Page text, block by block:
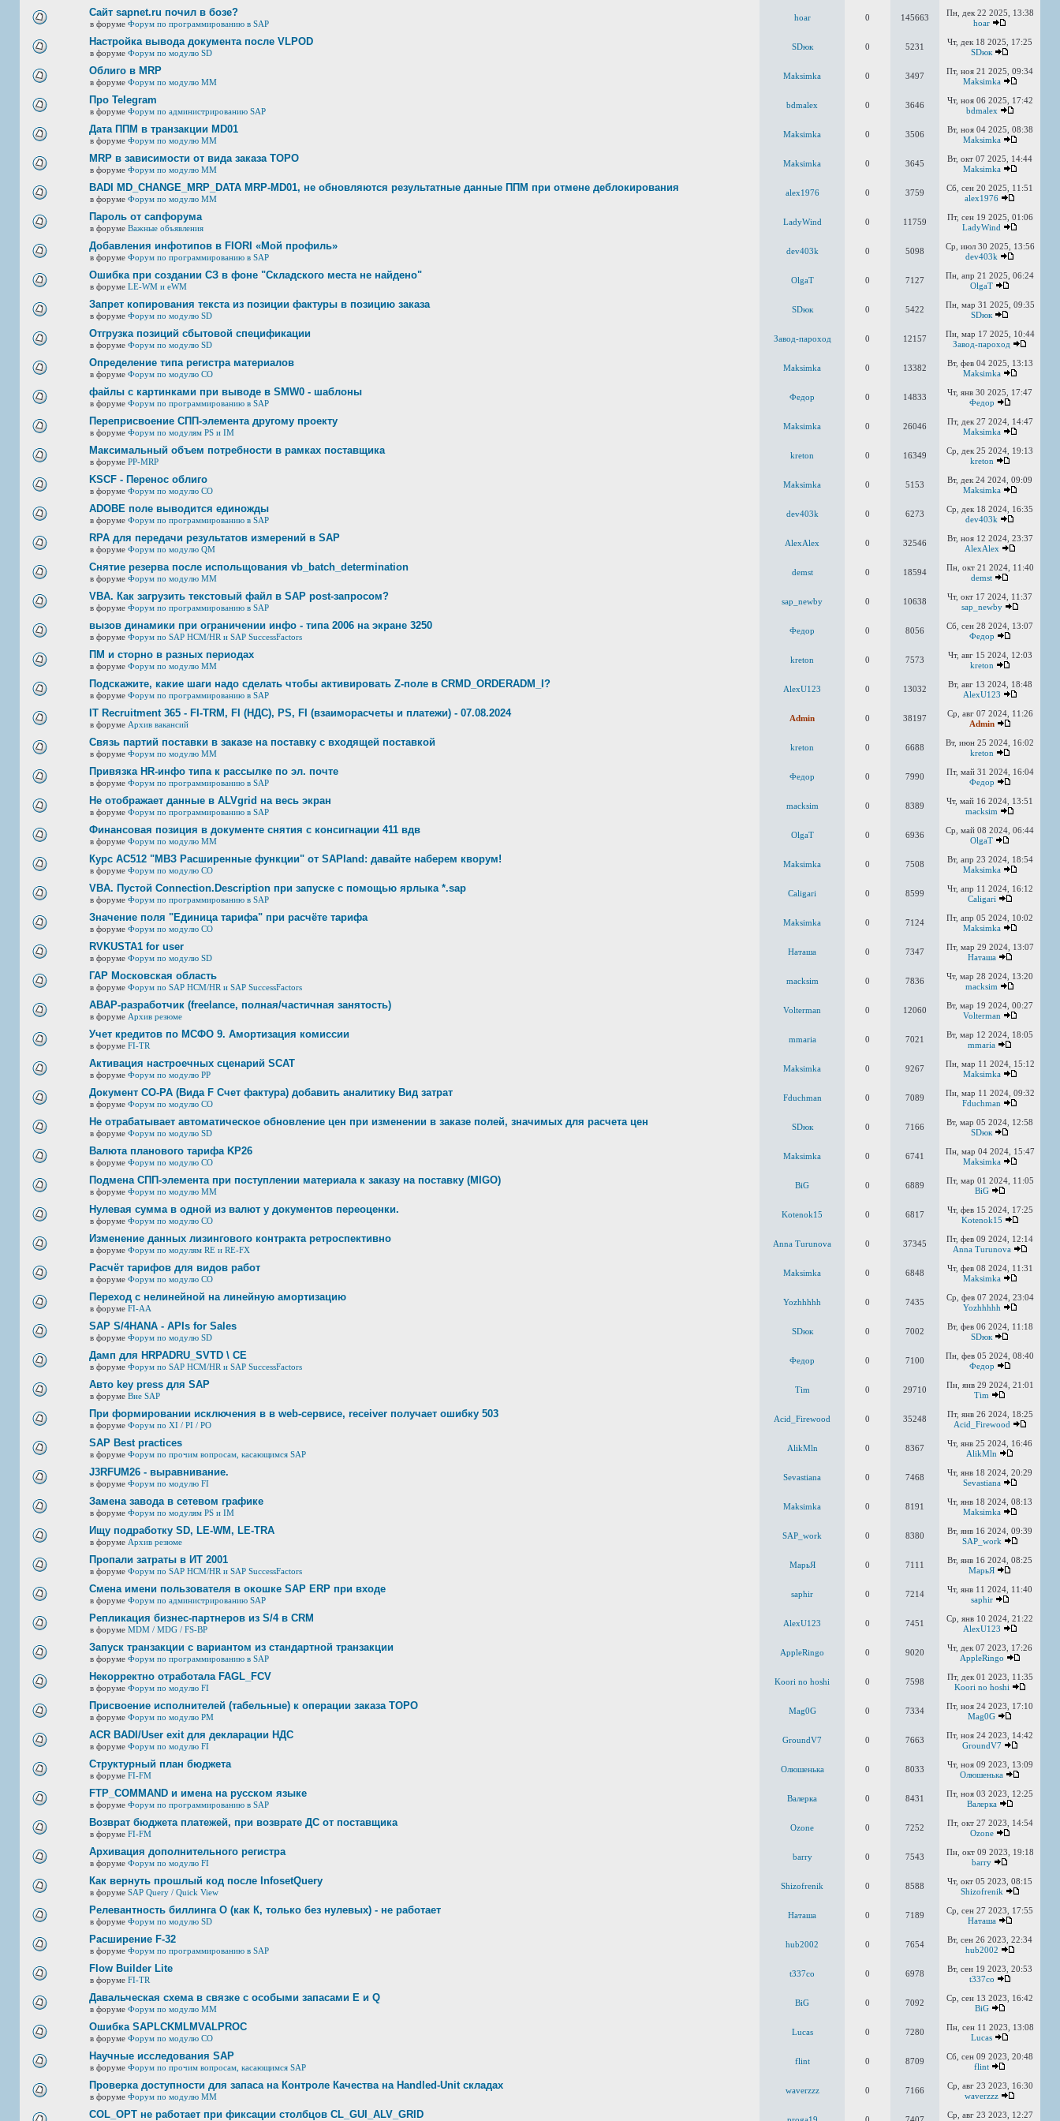
Сайт sapnet.ru почил в бозе?
в форуме Форум по программированию в SAP
hoar 0 145663
Пн, дек 22 2025, 13:38
hoar
Настройка вывода документа после VLPOD
в форуме Форум по модулю SD
SDюк 0 5231
Чт, дек 18 2025, 17:25
SDюк
Облиго в MRP
в форуме Форум по модулю ММ
Maksimka 0 3497
Пт, ноя 21 2025, 09:34
Maksimka
Про Telegram
в форуме Форум по администрированию SAP
bdmalex 0 3646
Чт, ноя 06 2025, 17:42
bdmalex
Дата ППМ в транзакции MD01
в форуме Форум по модулю ММ
Maksimka 0 3506
Вт, ноя 04 2025, 08:38
Maksimka
MRP в зависимости от вида заказа ТОРО
в форуме Форум по модулю ММ
Maksimka 0 3645
Вт, окт 07 2025, 14:44
Maksimka
BADI MD_CHANGE_MRP_DATA MRP-MD01, не обновляются результатные данные ППМ при отмене деблокирования
в форуме Форум по модулю ММ
alex1976 0 3759
Сб, сен 20 2025, 11:51
alex1976
Пароль от сапфорума
в форуме Важные объявления
LadyWind 0 11759
Пт, сен 19 2025, 01:06
LadyWind
Добавления инфотипов в FIORI «Мой профиль»
в форуме Форум по программированию в SAP
dev403k 0 5098
Ср, июл 30 2025, 13:56
dev403k
Ошибка при создании СЗ в фоне "Складского места не найдено"
в форуме LE-WM и eWM
OlgaT 0 7127
Пн, апр 21 2025, 06:24
OlgaT
Запрет копирования текста из позиции фактуры в позицию заказа
в форуме Форум по модулю SD
SDюк 0 5422
Пн, мар 31 2025, 09:35
SDюк
Отгрузка позиций сбытовой спецификации
в форуме Форум по модулю SD
Завод-пароход 0 12157
Пн, мар 17 2025, 10:44
Завод-пароход
Определение типа регистра материалов
в форуме Форум по модулю СО
Maksimka 0 13382
Вт, фев 04 2025, 13:13
Maksimka
файлы с картинками при выводе в SMW0 - шаблоны
в форуме Форум по программированию в SAP
Федор 0 14833
Чт, янв 30 2025, 17:47
Федор
Переприсвоение СПП-элемента другому проекту
в форуме Форум по модулям PS и IM
Maksimka 0 26046
Пт, дек 27 2024, 14:47
Maksimka
Максимальный объем потребности в рамках поставщика
в форуме PP-MRP
kreton 0 16349
Ср, дек 25 2024, 19:13
kreton
KSCF - Перенос облиго
в форуме Форум по модулю СО
Maksimka 0 5153
Вт, дек 24 2024, 09:09
Maksimka
ADOBE поле выводится единожды
в форуме Форум по программированию в SAP
dev403k 0 6273
Ср, дек 18 2024, 16:35
dev403k
RPA для передачи результатов измерений в SAP
в форуме Форум по модулю QM
AlexAlex 0 32546
Вт, ноя 12 2024, 23:37
AlexAlex
Снятие резерва после испольщования vb_batch_determination
в форуме Форум по модулю ММ
demst 0 18594
Пн, окт 21 2024, 11:40
demst
VBA. Как загрузить текстовый файл в SAP post-запросом?
в форуме Форум по программированию в SAP
sap_newby 0 10638
Чт, окт 17 2024, 11:37
sap_newby
вызов динамики при ограничении инфо - типа 2006 на экране 3250
в форуме Форум по SAP HCM/HR и SAP SuccessFactors
Федор 0 8056
Сб, сен 28 2024, 13:07
Федор
ПМ и сторно в разных периодах
в форуме Форум по модулю ММ
kreton 0 7573
Чт, авг 15 2024, 12:03
kreton
Подскажите, какие шаги надо сделать чтобы активировать Z-поле в CRMD_ORDERADM_I?
в форуме Форум по программированию в SAP
AlexU123 0 13032
Вт, авг 13 2024, 18:48
AlexU123
IT Recruitment 365 - FI-TRM, FI (НДС), PS, FI (взаиморасчеты и платежи) - 07.08.2024
в форуме Архив вакансий
Admin 0 38197
Ср, авг 07 2024, 11:26
Admin
Связь партий поставки в заказе на поставку с входящей поставкой
в форуме Форум по модулю ММ
kreton 0 6688
Вт, июн 25 2024, 16:02
kreton
Привязка HR-инфо типа к рассылке по эл. почте
в форуме Форум по программированию в SAP
Федор 0 7990
Пт, май 31 2024, 16:04
Федор
Не отображает данные в ALVgrid на весь экран
в форуме Форум по программированию в SAP
macksim 0 8389
Чт, май 16 2024, 13:51
macksim
Финансовая позиция в документе снятия с консигнации 411 вдв
в форуме Форум по модулю ММ
OlgaT 0 6936
Ср, май 08 2024, 06:44
OlgaT
Курс AC512 "МВЗ Расширенные функции" от SAPland: давайте наберем кворум!
в форуме Форум по модулю СО
Maksimka 0 7508
Вт, апр 23 2024, 18:54
Maksimka
VBA. Пустой Connection.Description при запуске с помощью ярлыка *.sap
в форуме Форум по программированию в SAP
Caligari 0 8599
Чт, апр 11 2024, 16:12
Caligari
Значение поля "Единица тарифа" при расчёте тарифа
в форуме Форум по модулю СО
Maksimka 0 7124
Пт, апр 05 2024, 10:02
Maksimka
RVKUSTA1 for user
в форуме Форум по модулю SD
Наташа 0 7347
Пт, мар 29 2024, 13:07
Наташа
ГАР Московская область
в форуме Форум по SAP HCM/HR и SAP SuccessFactors
macksim 0 7836
Чт, мар 28 2024, 13:20
macksim
ABAP-разработчик (freelance, полная/частичная занятость)
в форуме Архив резюме
Volterman 0 12060
Вт, мар 19 2024, 00:27
Volterman
Учет кредитов по МСФО 9. Амортизация комиссии
в форуме FI-TR
mmaria 0 7021
Вт, мар 12 2024, 18:05
mmaria
Активация настроечных сценарий SCAT
в форуме Форум по модулю РР
Maksimka 0 9267
Пн, мар 11 2024, 15:12
Maksimka
Документ CO-PA (Вида F Счет фактура) добавить аналитику Вид затрат
в форуме Форум по модулю СО
Fduchman 0 7089
Пн, мар 11 2024, 09:32
Fduchman
Не отрабатывает автоматическое обновление цен при изменении в заказе полей, значимых для расчета цен
в форуме Форум по модулю SD
SDюк 0 7166
Вт, мар 05 2024, 12:58
SDюк
Валюта планового тарифа KP26
в форуме Форум по модулю СО
Maksimka 0 6741
Пн, мар 04 2024, 15:47
Maksimka
Подмена СПП-элемента при поступлении материала к заказу на поставку (MIGO)
в форуме Форум по модулю ММ
BiG 0 6889
Пт, мар 01 2024, 11:05
BiG
Нулевая сумма в одной из валют у документов переоценки.
в форуме Форум по модулю СО
Kotenok15 0 6817
Чт, фев 15 2024, 17:25
Kotenok15
Изменение данных лизингового контракта ретроспективно
в форуме Форум по модулям RE и RE-FX
Anna Turunova 0 37345
Пт, фев 09 2024, 12:14
Anna Turunova
Расчёт тарифов для видов работ
в форуме Форум по модулю СО
Maksimka 0 6848
Чт, фев 08 2024, 11:31
Maksimka
Переход с нелинейной на линейную амортизацию
в форуме FI-AA
Yozhhhhh 0 7435
Ср, фев 07 2024, 23:04
Yozhhhhh
SAP S/4HANA - APIs for Sales
в форуме Форум по модулю SD
SDюк 0 7002
Вт, фев 06 2024, 11:18
SDюк
Дамп для HRPADRU_SVTD \ CE
в форуме Форум по SAP HCM/HR и SAP SuccessFactors
Федор 0 7100
Пн, фев 05 2024, 08:40
Федор
Авто key press для SAP
в форуме Вне SAP
Tim 0 29710
Пн, янв 29 2024, 21:01
Tim
При формировании исключения в в web-сервисе, receiver получает ошибку 503
в форуме Форум по XI / PI / РО
Acid_Firewood 0 35248
Пт, янв 26 2024, 18:25
Acid_Firewood
SAP Best practices
в форуме Форум по прочим вопросам, касающимся SAP
AlikMln 0 8367
Чт, янв 25 2024, 16:46
AlikMln
J3RFUМ26 - выравнивание.
в форуме Форум по модулю FI
Sevastiana 0 7468
Чт, янв 18 2024, 20:29
Sevastiana
Замена завода в сетевом графике
в форуме Форум по модулям PS и IM
Maksimka 0 8191
Чт, янв 18 2024, 08:13
Maksimka
Ищу подработку SD, LE-WM, LE-TRA
в форуме Архив резюме
SAP_work 0 8380
Вт, янв 16 2024, 09:39
SAP_work
Пропали затраты в ИТ 2001
в форуме Форум по SAP HCM/HR и SAP SuccessFactors
MaрьЯ 0 7111
Вт, янв 16 2024, 08:25
MaрьЯ
Смена имени пользователя в окошке SAP ERP при входе
в форуме Форум по администрированию SAP
saphir 0 7214
Чт, янв 11 2024, 11:40
saphir
Репликация бизнес-партнеров из S/4 в CRM
в форуме MDM / MDG / FS-BP
AlexU123 0 7451
Ср, янв 10 2024, 21:22
AlexU123
Запуск транзакции с вариантом из стандартной транзакции
в форуме Форум по программированию в SAP
AppleRingo 0 9020
Чт, дек 07 2023, 17:26
AppleRingo
Некорректно отработала FAGL_FCV
в форуме Форум по модулю FI
Koori no hoshi 0 7598
Пт, дек 01 2023, 11:35
Koori no hoshi
Присвоение исполнителей (табельные) к операции заказа ТОРО
в форуме Форум по модулю РМ
Mag0G 0 7334
Пт, ноя 24 2023, 17:10
Mag0G
ACR BADI/User exit для декларации НДС
в форуме Форум по модулю FI
GroundV7 0 7663
Пт, ноя 24 2023, 14:42
GroundV7
Структурный план бюджета
в форуме FI-FM
Олюшенька 0 8033
Чт, ноя 09 2023, 13:09
Олюшенька
FTP_COMMAND и имена на русском языке
в форуме Форум по программированию в SAP
Валерка 0 8431
Пт, ноя 03 2023, 12:25
Валерка
Возврат бюджета платежей, при возврате ДС от поставщика
в форуме FI-FM
Ozone 0 7252
Пт, окт 27 2023, 14:54
Ozone
Архивация дополнительного регистра
в форуме Форум по модулю FI
barry 0 7543
Пн, окт 09 2023, 19:18
barry
Как вернуть прошлый код после InfosetQuery
в форуме SAP Query / Quick View
Shizofrenik 0 8588
Чт, окт 05 2023, 08:15
Shizofrenik
Релевантность биллинга О (как К, только без нулевых) - не работает
в форуме Форум по модулю SD
Наташа 0 7189
Ср, сен 27 2023, 17:55
Наташа
Расширение F-32
в форуме Форум по программированию в SAP
hub2002 0 7654
Вт, сен 26 2023, 22:34
hub2002
Flow Builder Lite
в форуме FI-TR
t337co 0 6978
Вт, сен 19 2023, 20:53
t337co
Давальческая схема в связке с особыми запасами E и Q
в форуме Форум по модулю ММ
BiG 0 7092
Ср, сен 13 2023, 16:42
BiG
Ошибка SAPLCKMLMVALPROC
в форуме Форум по модулю СО
Lucas 0 7280
Пн, сен 11 2023, 13:08
Lucas
Научные исследования SAP
в форуме Форум по прочим вопросам, касающимся SAP
flint 0 8709
Сб, сен 09 2023, 20:48
flint
Проверка доступности для запаса на Контроле Качества на Handled-Unit складах
в форуме Форум по модулю ММ
waverzzz 0 7166
Ср, авг 23 2023, 16:30
waverzzz
COL_OPT не работает при фиксации столбцов CL_GUI_ALV_GRID
Ср, авг 23 2023, 12:27